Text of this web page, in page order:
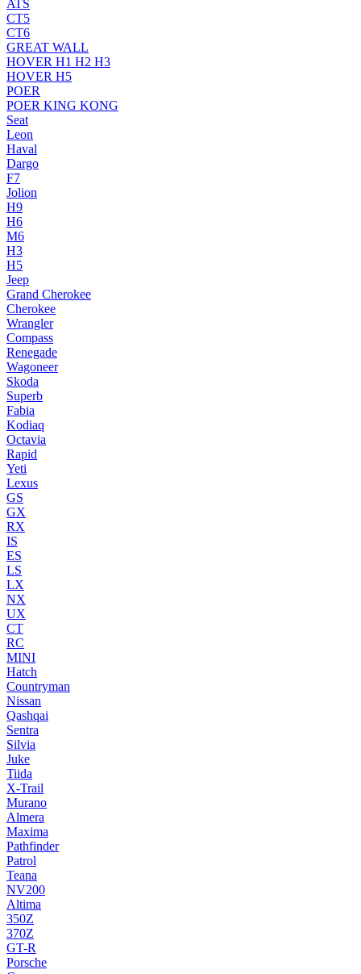
ATS
CT5
CT6
GREAT WALL
HOVER H1 H2 H3
HOVER H5
POER
POER KING KONG
Seat
Leon
Haval
Dargo
F7
Jolion
H9
H6
M6
H3
H5
Jeep
Grand Cherokee
Cherokee
Wrangler
Compass
Renegade
Wagoneer
Skoda
Superb
Fabia
Kodiaq
Octavia
Rapid
Yeti
Lexus
GS
GX
RX
IS
ES
LS
LX
NX
UX
CT
RC
MINI
Hatch
Countryman
Nissan
Qashqai
Sentra
Silvia
Juke
Tiida
X-Trail
Murano
Almera
Maxima
Pathfinder
Patrol
Teana
NV200
Altima
350Z
370Z
GT-R
Porsche